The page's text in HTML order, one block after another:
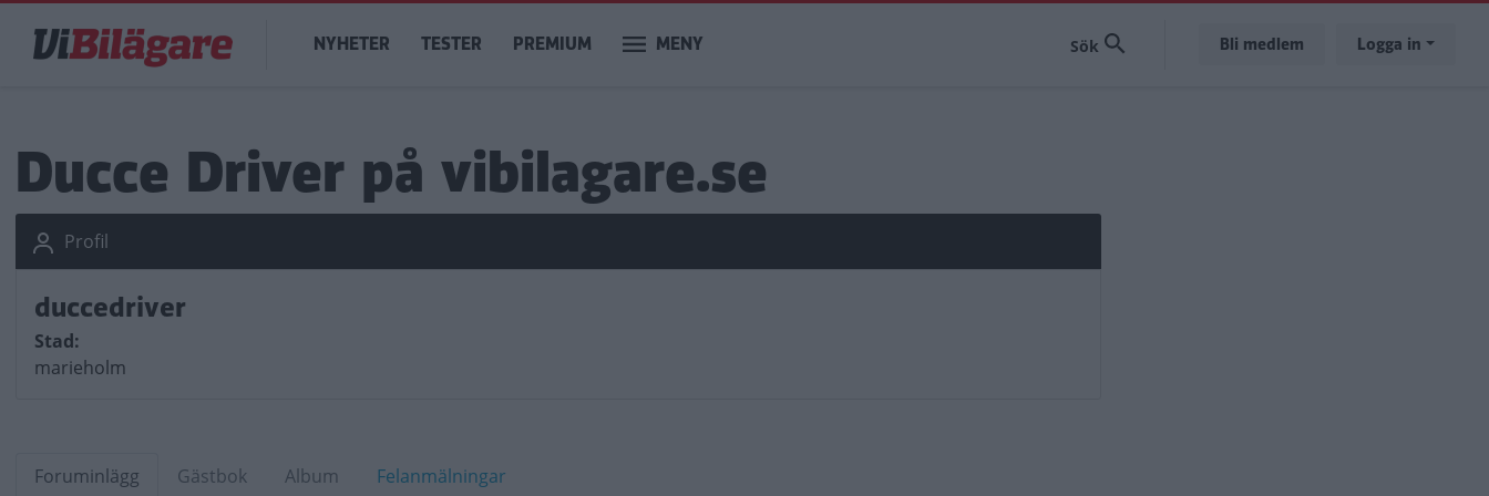
huvudinnehåll
Main
navigation
NYHETER TESTER PREMIUM MENY Bli medlem Logga in
Ducce Driver på vibilagare.se
Profil
duccedriver
Stad
marieholm
Foruminlägg Gästbok Album Felanmälningar